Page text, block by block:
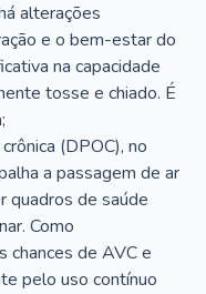
alterações
e o bem-estar do
na capacidade
tosse e chiado. É
(DPOC), no
a passagem de ar
quadros de saúde
Como
chances de AVC e
pelo uso contínuo